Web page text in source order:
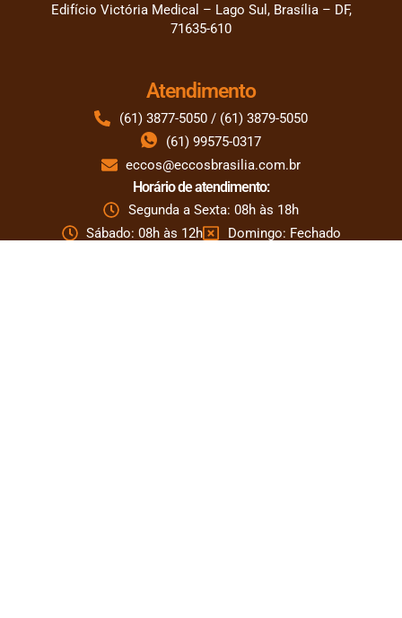
Edifício Victória Medical – Lago Sul, Brasília – DF,
71635-610
Atendimento
(61) 3877-5050 / (61) 3879-5050
(61) 99575-0317
eccos@eccosbrasilia.com.br
Horário de atendimento:
Segunda a Sexta: 08h às 18h
Sábado: 08h às 12h
Domingo: Fechado